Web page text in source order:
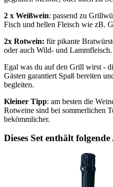
2 x Weißwein: passend zu
Fisch und hellen Fleisch wie zB.
2x Rotwein: für pikante
oder auch Wild- und Lammfleisch.
Egal was du auf den Grill wirst -
Gästen garantiert Spaß bereiten
begleiten.
Kleiner Tipp: am besten die
Rotweine sind bei sommerlichen
bekömmlicher.
Dieses Set enthält